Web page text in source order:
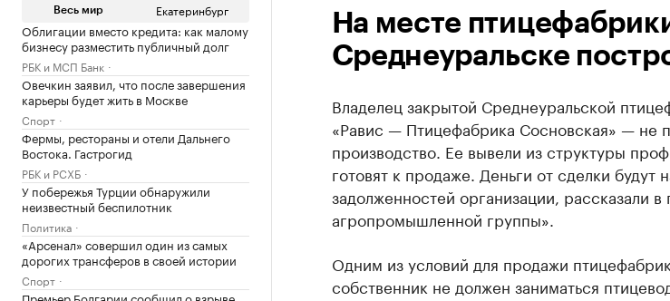
Весь мир Екатеринбург
Облигации вместо кредита: как малому
бизнесу разместить публичный долг
РБК и МСП Банк
Овечкин заявил, что после завершения
карьеры будет жить в Москве
Спорт
Фермы, рестораны и отели Дальнего
Востока. Гастрогид
РБК и РСХБ
У побережья Турции обнаружили
неизвестный беспилотник
Политика
«Арсенал» совершил один из самых
дорогих трансферов в своей истории
Спорт
Премьер Болгарии сообщил о взрыве
На месте
Среднеуральске
Владелец закрытой Среднеуральской
«Равис — Птицефабрика Сосновская» — не
производство. Ее вывели из структуры
готовят к продаже. Деньги от сделки будут
задолженностей организации, рассказали
агропромышленной группы».
Одним из условий для продажи
собственник не должен заниматься